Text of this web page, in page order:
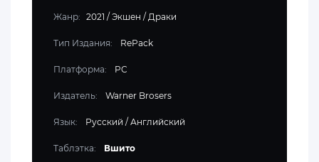
Жанр: 2021 / Экшен / Драки
Тип Издания: RePack
Платформа: PC
Издатель: Warner Brosers
Язык: Русский / Английский
Таблэтка: Вшито